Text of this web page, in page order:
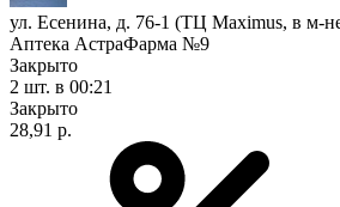
ул. Есенина, д. 76-1 (ТЦ Maximus, в м-
Аптека АстраФарма №9
Закрыто
2 шт. в 00:21
Закрыто
28,91 р.